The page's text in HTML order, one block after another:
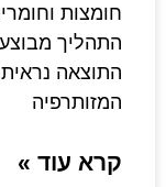
חומצות
התהליך
התוצאה
המזותרפיה
קרא עוד »